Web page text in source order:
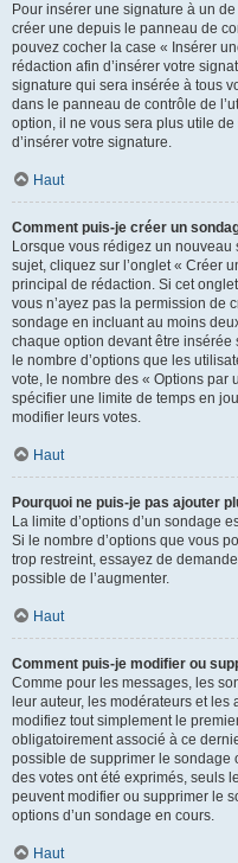
Pour insérer une signature à un
créer une depuis le panneau de
pouvez cocher la case « Insérer
rédaction afin d’insérer votre
signature qui sera insérée à tous
dans le panneau de contrôle de
option, il ne vous sera plus utile
d’insérer votre signature.
Haut
Comment puis-je créer un
Lorsque vous rédigez un nouveau
sujet, cliquez sur l’onglet « Créer
principal de rédaction. Si cet
vous n’ayez pas la permission de
sondage en incluant au moins
chaque option devant être
le nombre d’options que les
vote, le nombre des « Options par
spécifier une limite de temps en
modifier leurs votes.
Haut
Pourquoi ne puis-je pas ajouter
La limite d’options d’un sondage
Si le nombre d’options que vous
trop restreint, essayez de
possible de l’augmenter.
Haut
Comment puis-je modifier ou
Comme pour les messages, les
leur auteur, les modérateurs et
modifiez tout simplement le
obligatoirement associé à ce
possible de supprimer le sondage
des votes ont été exprimés, seuls
peuvent modifier ou supprimer le
options d’un sondage en cours.
Haut